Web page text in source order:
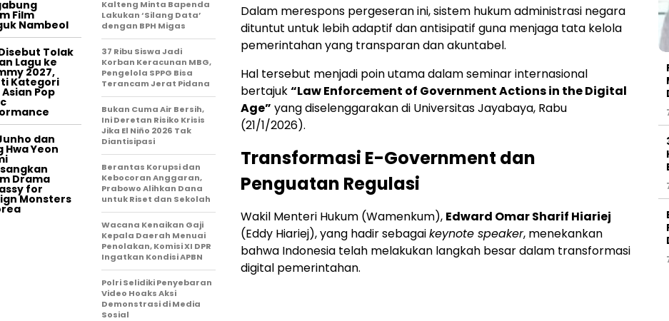
Film
Nambeol
Tolak
Lagu ke
2027,
Kategori
Pop
dan
Hwa Yeon
Drama
for
Monsters
Dalam merespons pergeseran ini, sistem hukum administrasi negara
dituntut untuk lebih adaptif dan antisipatif guna menjaga tata kelola
pemerintahan yang transparan dan akuntabel.
Hal tersebut menjadi poin utama dalam seminar internasional
bertajuk“Law Enforcement of Government Actions in the Digital
Age” yang diselenggarakan di Universitas Jayabaya, Rabu
(21/1/2026).
Transformasi E-Government dan
Penguatan Regulasi
Wakil Menteri Hukum (Wamenkum), Edward Omar Sharif Hiariej
(Eddy Hiariej), yang hadir sebagaikeynote speaker, menekankan
bahwa Indonesia telah melakukan langkah besar dalam transformasi
digital pemerintahan.
Kalteng Minta Bapenda
Lakukan ‘Silang Data’
dengan BPH Migas
37 Ribu Siswa Jadi
Korban Keracunan MBG,
Pengelola SPPG Bisa
Terancam Jerat Pidana
Bukan Cuma Air Bersih,
Ini Deretan Risiko Krisis
Jika El Niño 2026 Tak
Diantisipasi
Berantas Korupsi dan
Kebocoran Anggaran,
Prabowo Alihkan Dana
untuk Riset dan Sekolah
Wacana Kenaikan Gaji
Kepala Daerah Menuai
Penolakan, Komisi XI DPR
Ingatkan Kondisi APBN
Polri Selidiki Penyebaran
Video Hoaks Aksi
Demonstrasi di Media
Sosial